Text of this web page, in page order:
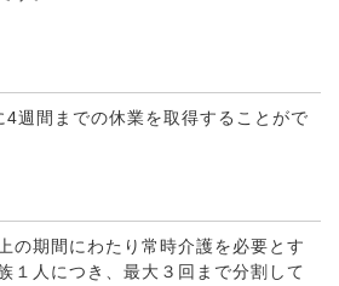
週間までの休業を取得することがで
の期間にわたり常時介護を必要とす
１人につき、最大３回まで分割して